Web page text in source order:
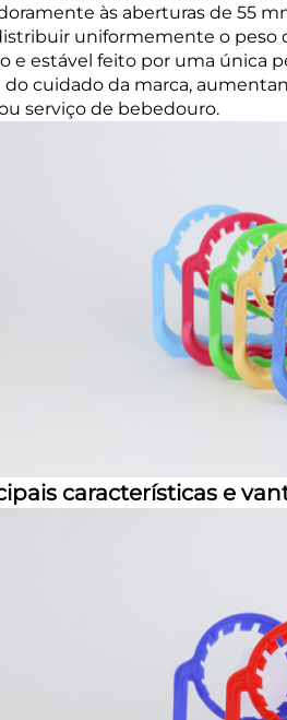
às aberturas de 55
uniformemente o peso
e estável feito por uma única
cuidado da marca,
serviço de bebedouro.
características e